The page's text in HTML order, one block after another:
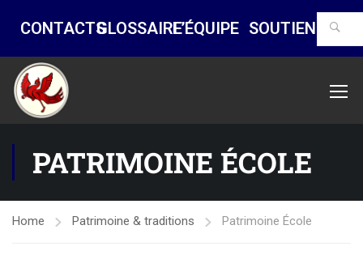
CONTACTSGLOSSAIREL’ÉQUIPE SOUTIENS
PATRIMOINE ÉCOLE
Home Patrimoine & traditions Patrimoine École